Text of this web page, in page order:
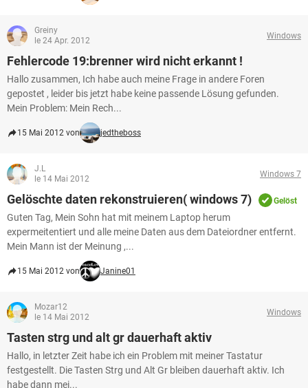
Greiny
le 24 Apr. 2012
Windows
Fehlercode 19:brenner wird nicht erkannt !
Hallo zusammen, Ich habe auch meine Frage in andere Foren
gepostet , leider bis jetzt habe keine passende Lösung gefunden.
Mein Problem: Mein Rech...
15 Mai 2012 von jedtheboss
J.L
le 14 Mai 2012
Windows 7
Gelöschte daten rekonstruieren( windows 7) Gelöst
Guten Tag, Mein Sohn hat mit meinem Laptop herum
expermeitentiert und alle meine Daten aus dem Dateiordner entfernt.
Mein Mann ist der Meinung ,...
15 Mai 2012 von Janine01
Mozar12
le 14 Mai 2012
Windows
Tasten strg und alt gr dauerhaft aktiv
Hallo, in letzter Zeit habe ich ein Problem mit meiner Tastatur
festgestellt. Die Tasten Strg und Alt Gr bleiben dauerhaft aktiv. Ich
habe dann mei...